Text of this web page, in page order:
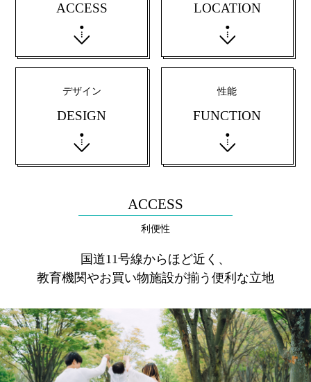
ACCESS LOCATION
デザイン
DESIGN
性能
FUNCTION
ACCESS
利便性
国道11号線からほど近く、
教育機関やお買い物施設が揃う便利な立地